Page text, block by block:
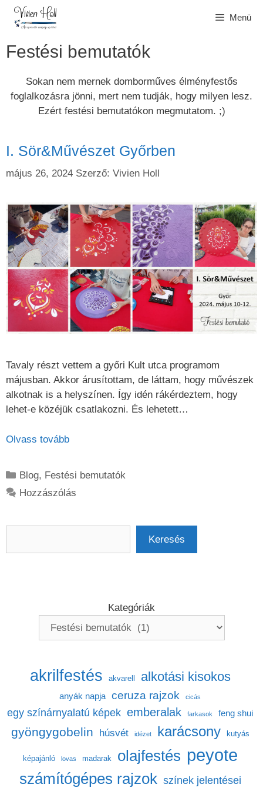
Kilépés
Menü
Festési bemutatók
Sokan nem mernek domborműves élményfestős
foglalkozásra jönni, mert nem tudják, hogy milyen lesz.
Ezért festési bemutatókon megmutatom. ;)
I. Sör&Művészet Győrben
május 26, 2024 Szerző: Vivien Holl
Tavaly részt vettem a győri Kult utca programom
májusban. Akkor árusítottam, de láttam, hogy művészek
alkotnak is a helyszínen. Így idén rákérdeztem, hogy
lehet-e közéjük csatlakozni. És lehetett…
Olvass tovább
Kategória
Blog, Festési bemutatók
Hozzászólás
Keresés
Kategóriák
akrilfestés akvarell alkotási kisokos
anyák napja ceruza rajzok cicás
egy színárnyalatú képek emberalak farkasok feng shui
gyöngygobelin húsvét idézet karácsony kutyás
képajánló lovas madarak olajfestés peyote
számítógépes rajzok színek jelentései